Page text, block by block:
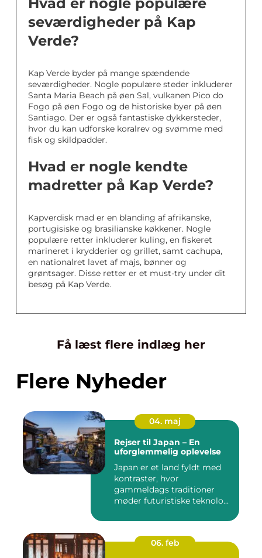
Hvad er nogle populære
seværdigheder på Kap
Verde?
Kap Verde byder på mange spændende
seværdigheder. Nogle populære steder inkluderer
Santa Maria Beach på øen Sal, vulkanen Pico do
Fogo på øen Fogo og de historiske byer på øen
Santiago. Der er også fantastiske dykkersteder,
hvor du kan udforske koralrev og svømme med
fisk og skildpadder.
Hvad er nogle kendte
madretter på Kap Verde?
Kapverdisk mad er en blanding af afrikanske,
portugisiske og brasilianske køkkener. Nogle
populære retter inkluderer kuling, en fiskeret
marineret i krydderier og grillet, samt cachupa,
en nationalret lavet af majs, bønner og
grøntsager. Disse retter er et must-try under dit
besøg på Kap Verde.
Få læst flere indlæg her
Flere Nyheder
04. maj
Rejser til Japan – En
uforglemmelig oplevelse
Japan er et land fyldt med
kontraster, hvor
gammeldags traditioner
møder futuristiske teknolo...
06. feb